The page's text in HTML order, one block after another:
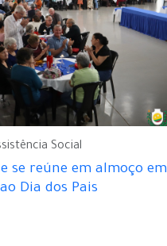
Social
se reúne em almoço em
Dia dos Pais